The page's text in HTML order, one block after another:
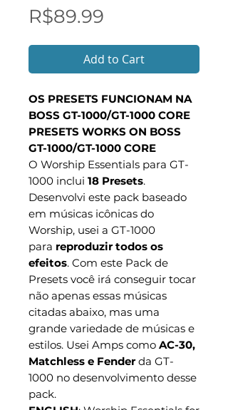
R$89.99
Add to Cart
OS PRESETS FUNCIONAM NA
BOSS GT-1000/GT-1000 CORE
PRESETS WORKS ON BOSS
GT-1000/GT-1000 CORE
O Worship Essentials para GT-
1000 inclui 18 Presets.
Desenvolvi este pack baseado
em músicas icônicas do
Worship, usei a GT-1000
para reproduzir todos os
efeitos. Com este Pack de
Presets você irá conseguir tocar
não apenas essas músicas
citadas abaixo, mas uma
grande variedade de músicas e
estilos. Usei Amps como AC-30,
Matchless e Fenderda GT-
1000 no desenvolvimento desse
pack.